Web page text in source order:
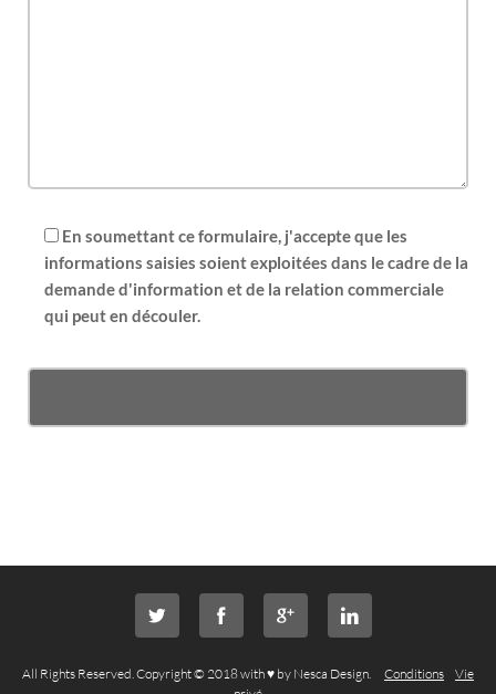
En soumettant ce formulaire, j'accepte que les
informations saisies soient exploitées dans le cadre de la
demande d'information et de la relation commerciale
qui peut en découler.
All Rights Reserved. Copyright © 2018 with ♥ by Nesca Design. Conditions
Vie